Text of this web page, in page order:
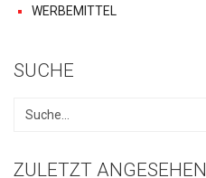
WERBEMITTEL
SUCHE
ZULETZT ANGESEHEN